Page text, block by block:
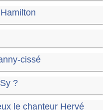
cissé
?
le chanteur Hervé